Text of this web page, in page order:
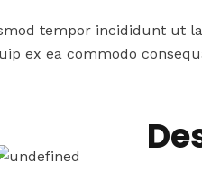
tempor incididunt ut
ex ea commodo